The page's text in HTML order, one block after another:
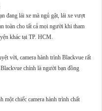
đang lái xe mà ngủ gật, lái xe vượt
toàn cho tất cả mọi người khi tham
khác tại TP. HCM.
vời, camera hành trình Blackvue rất
chính là người bạn đồng
một chiếc camera hành trình chất